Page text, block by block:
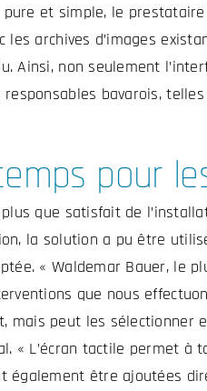
pure et simple, le
les archives d’images
Ainsi, non seulement
bavarois,
pour
que satisfait de
la solution a pu être
« Waldemar Bauer, le
que nous
mais peut les
« L’écran tactile permet à
également être ajoutées